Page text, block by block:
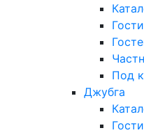
Под
Джубга